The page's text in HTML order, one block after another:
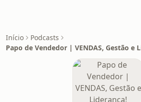
Início
Podcasts
Papo de Vendedor | VENDAS, Gestão e